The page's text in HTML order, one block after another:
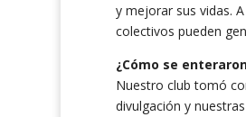
y mejorar sus vidas.
colectivos pueden
¿Cómo se
Nuestro club tomó
divulgación y